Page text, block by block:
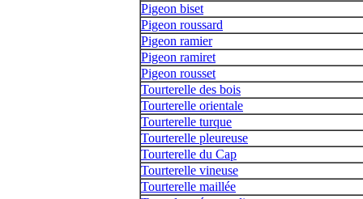
Pigeon biset
Pigeon roussard
Pigeon ramier
Pigeon ramiret
Pigeon rousset
Tourterelle des bois
Tourterelle orientale
Tourterelle turque
Tourterelle pleureuse
Tourterelle du Cap
Tourterelle vineuse
Tourterelle maillée